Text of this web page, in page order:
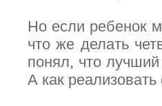
Но если ребенок
что же делать
понял, что
А как